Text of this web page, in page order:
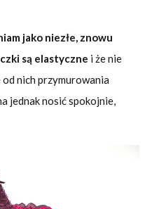
jako niezłe, znowu
są elastyczne i że nie
nich przymurowania
jednak nosić spokojnie,